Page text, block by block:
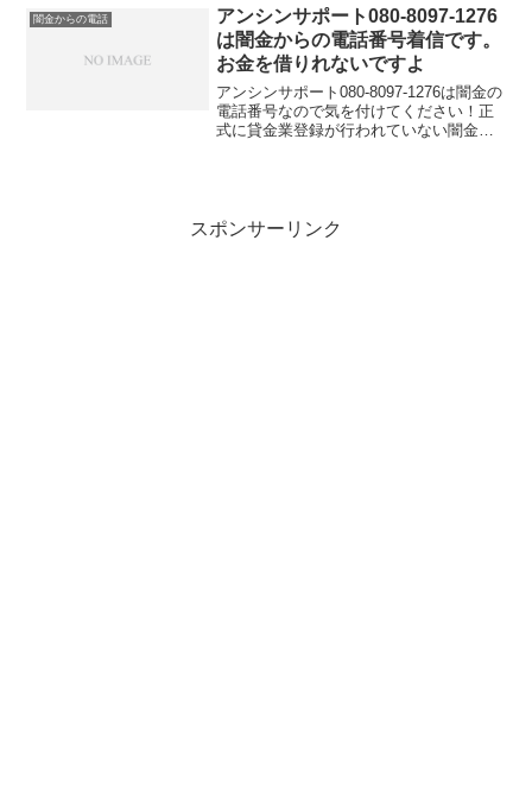
の金融被害に遭う可能性もあります。金
融庁に貸金業登録していないこの電話番
号はキャッシングの勧誘に利用してはい
けないと法律で定められています。
闇金からの電話
アンシンサポート080-8097-1276
は闇金からの電話番号着信です。
お金を借りれないですよ
アンシンサポート080-8097-1276は闇金の
電話番号なので気を付けてください！正
式に貸金業登録が行われていない闇金業
スポンサーリンク